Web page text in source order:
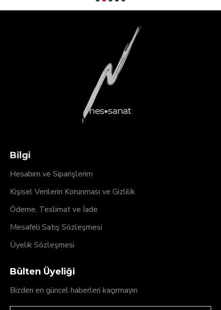
Bilgi
Hesabım ve Siparişlerim
Kişisel Verilerin Korunması ve Gizlilik
Ödeme, Teslimat ve İade
Mesafeli Satış Sözleşmesi
Üyelik Sözleşmesi
Bülten Üyeliği
Bizden en güncel haberleri kaçırmayın